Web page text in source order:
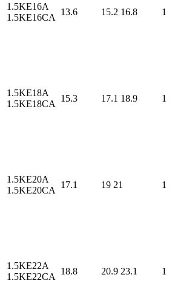
1.5KE16A
1.5KE16CA
13.6 15.2 16.8 1
1.5KE18A
1.5KE18CA
15.3 17.1 18.9 1
1.5KE20A
1.5KE20CA
17.1 19 21 1
1.5KE22A
1.5KE22CA
18.8 20.9 23.1 1